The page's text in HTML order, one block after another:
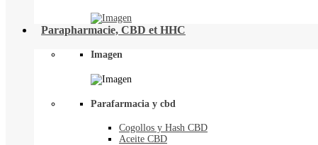
Parapharmacie, CBD et HHC
Imagen
Parafarmacia y cbd
Cogollos y Hash CBD
Aceite CBD